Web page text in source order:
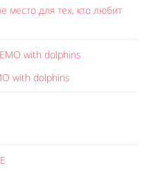
место для тех, кто любит
with dolphins